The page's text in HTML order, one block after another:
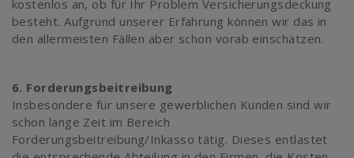
kostenlos an, ob für Ihr Problem Versicherungsdeckung
besteht. Aufgrund unserer Erfahrung können wir das in
den allermeisten Fällen aber schon vorab einschätzen.
6. Forderungsbeitreibung
Insbesondere für unsere gewerblichen Kunden sind wir
schon lange Zeit im Bereich
Forderungsbeitreibung/Inkasso tätig. Dieses entlastet